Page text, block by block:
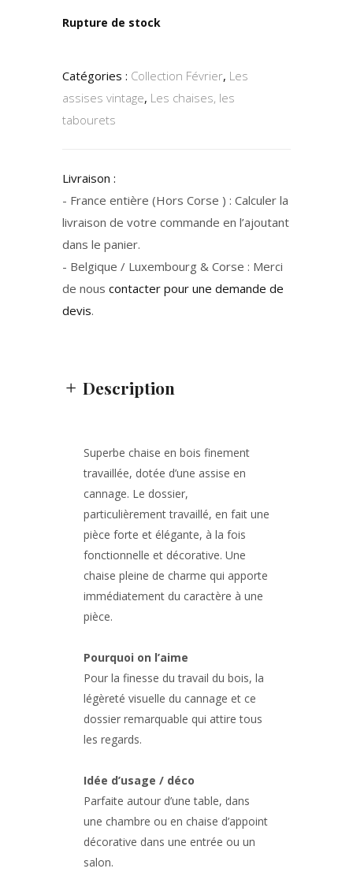
Rupture de stock
Catégories : Collection Février, Les
assises vintage, Les chaises, les
tabourets
Livraison :
- France entière (Hors Corse ) : Calculer la
livraison de votre commande en l’ajoutant
dans le panier.
- Belgique / Luxembourg & Corse : Merci
de nous contacter pour une demande de
devis.
Description
Superbe chaise en bois finement
travaillée, dotée d’une assise en
cannage. Le dossier,
particulièrement travaillé, en fait une
pièce forte et élégante, à la fois
fonctionnelle et décorative. Une
chaise pleine de charme qui apporte
immédiatement du caractère à une
pièce.
Pourquoi on l’aime
Pour la finesse du travail du bois, la
légèreté visuelle du cannage et ce
dossier remarquable qui attire tous
les regards.
Idée d’usage / déco
Parfaite autour d’une table, dans
une chambre ou en chaise d’appoint
décorative dans une entrée ou un
salon.